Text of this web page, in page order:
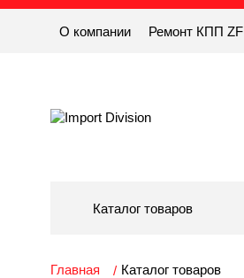
О компании Ремонт КПП ZF
Каталог товаров
Главная Каталог товаров